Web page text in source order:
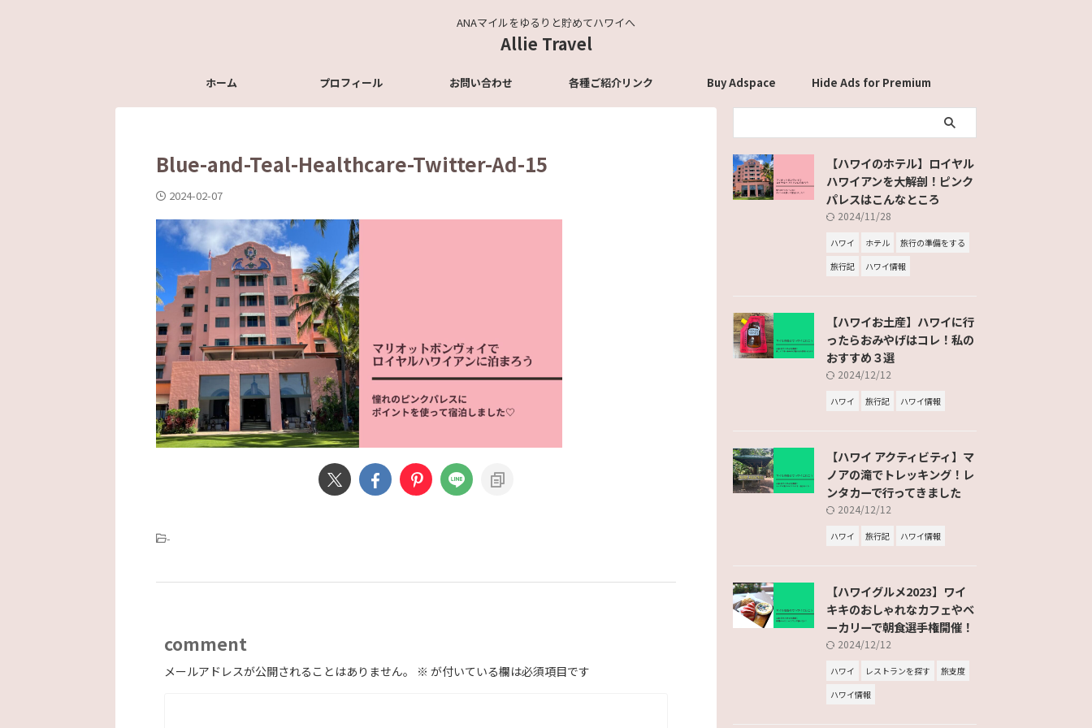
ANAマイルをゆるりと貯めてハワイへ
Allie Travel
ホーム プロフィール お問い合わせ 各種ご紹介リンク Buy Adspace Hide Ads for Premium
Blue-and-Teal-Healthcare-Twitter-Ad-15
2024-02-07
-
comment
メールアドレスが公開されることはありません。 ※ が付いている欄は必須項目です
【ハワイのホテル】ロイヤル
ハワイアンを大解剖！ピンク
パレスはこんなところ
2024/11/28
ハワイ ホテル
旅行の準備をする
旅行記
ハワイ情報
【ハワイお土産】ハワイに行
ったらおみやげはコレ！私の
おすすめ３選
2024/12/12
ハワイ 旅行記 ハワイ情報
【ハワイ アクティビティ】マ
ノアの滝でトレッキング！レ
ンタカーで行ってきました
2024/12/12
ハワイ 旅行記 ハワイ情報
【ハワイグルメ2023】ワイ
キキのおしゃれなカフェやベ
ーカリーで朝食選手権開催！
2024/12/12
ハワイ レストランを探す
旅支度
ハワイ情報